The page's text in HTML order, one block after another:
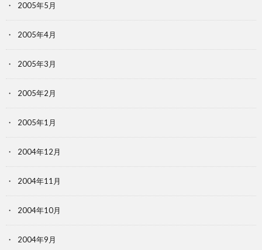
2005年5月
2005年4月
2005年3月
2005年2月
2005年1月
2004年12月
2004年11月
2004年10月
2004年9月